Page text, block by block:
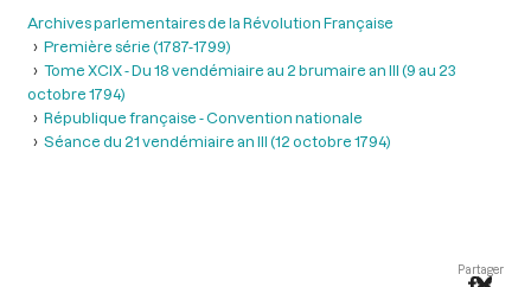
Archives parlementaires de la Révolution Française
Première série (1787-1799)
Tome XCIX - Du 18 vendémiaire au 2 brumaire an III (9 au 23
octobre 1794)
République française - Convention nationale
Séance du 21 vendémiaire an III (12 octobre 1794)
Partager